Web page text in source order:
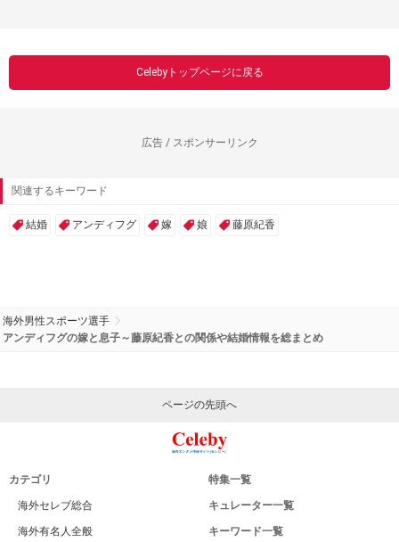
Celebyトップページに戻る
広告 / スポンサーリンク
関連するキーワード
結婚 アンディフグ 嫁 娘 藤原紀香
海外男性スポーツ選手
アンディフグの嫁と息子～藤原紀香との関係や結婚情報を総まとめ
ページの先頭へ
カテゴリ
海外セレブ総合
海外有名人全般
特集一覧
キュレーター一覧
キーワード一覧